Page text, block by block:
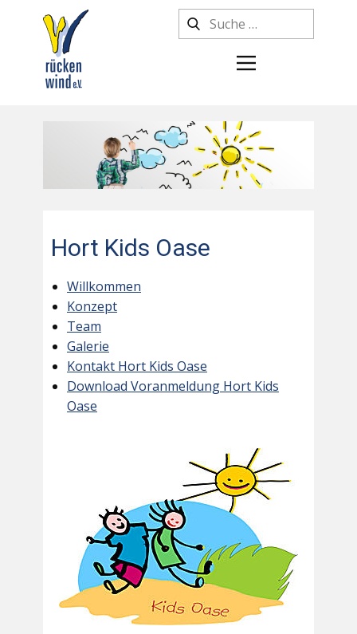
Hort Kids Oase
Willkommen
Konzept
Team
Galerie
Kontakt Hort Kids Oase
Download Voranmeldung Hort Kids
Oase